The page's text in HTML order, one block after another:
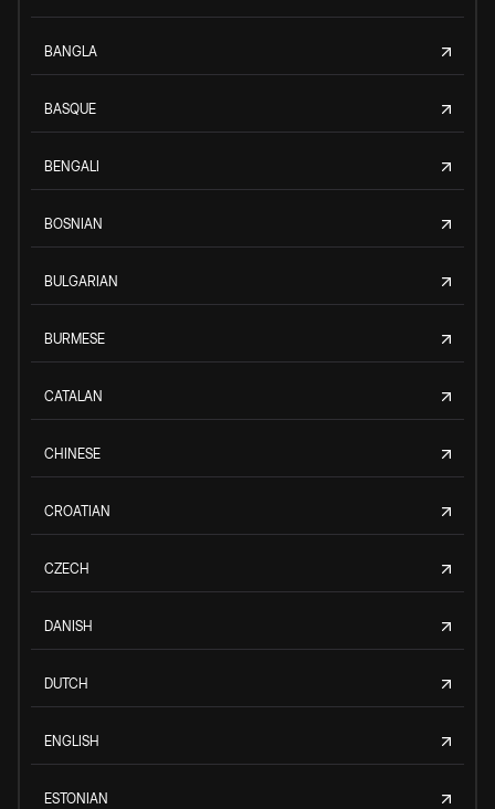
BANGLA
BASQUE
BENGALI
BOSNIAN
BULGARIAN
BURMESE
CATALAN
CHINESE
CROATIAN
CZECH
DANISH
DUTCH
ENGLISH
ESTONIAN